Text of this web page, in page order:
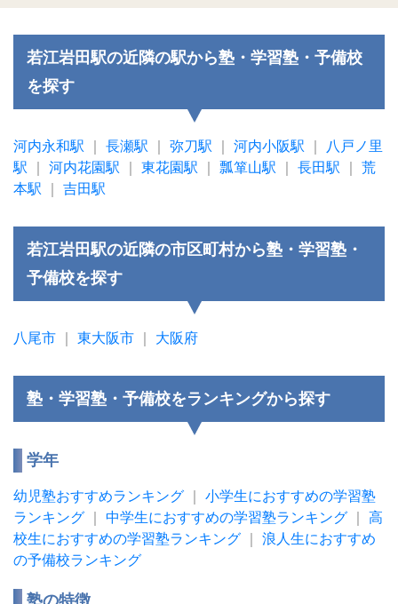
若江岩田駅の近隣の駅から塾・学習塾・予備校
を探す
河内永和駅 長瀬駅 弥刀駅 河内小阪駅
八戸ノ里
駅
河内花園駅 東花園駅 瓢箪山駅 長田駅
荒
本駅
吉田駅
若江岩田駅の近隣の市区町村から塾・学習塾・
予備校を探す
八尾市 東大阪市 大阪府
塾・学習塾・予備校をランキングから探す
学年
幼児塾おすすめランキング
小学生におすすめの学習塾
ランキング
中学生におすすめの学習塾ランキング
高
校生におすすめの学習塾ランキング
浪人生におすすめ
の予備校ランキング